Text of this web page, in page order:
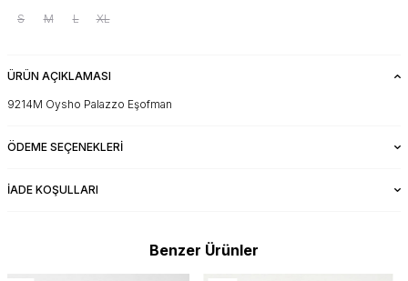
S M L XL
ÜRÜN AÇIKLAMASI
9214M Oysho Palazzo Eşofman
ÖDEME SEÇENEKLERI
İADE KOŞULLARI
Benzer Ürünler